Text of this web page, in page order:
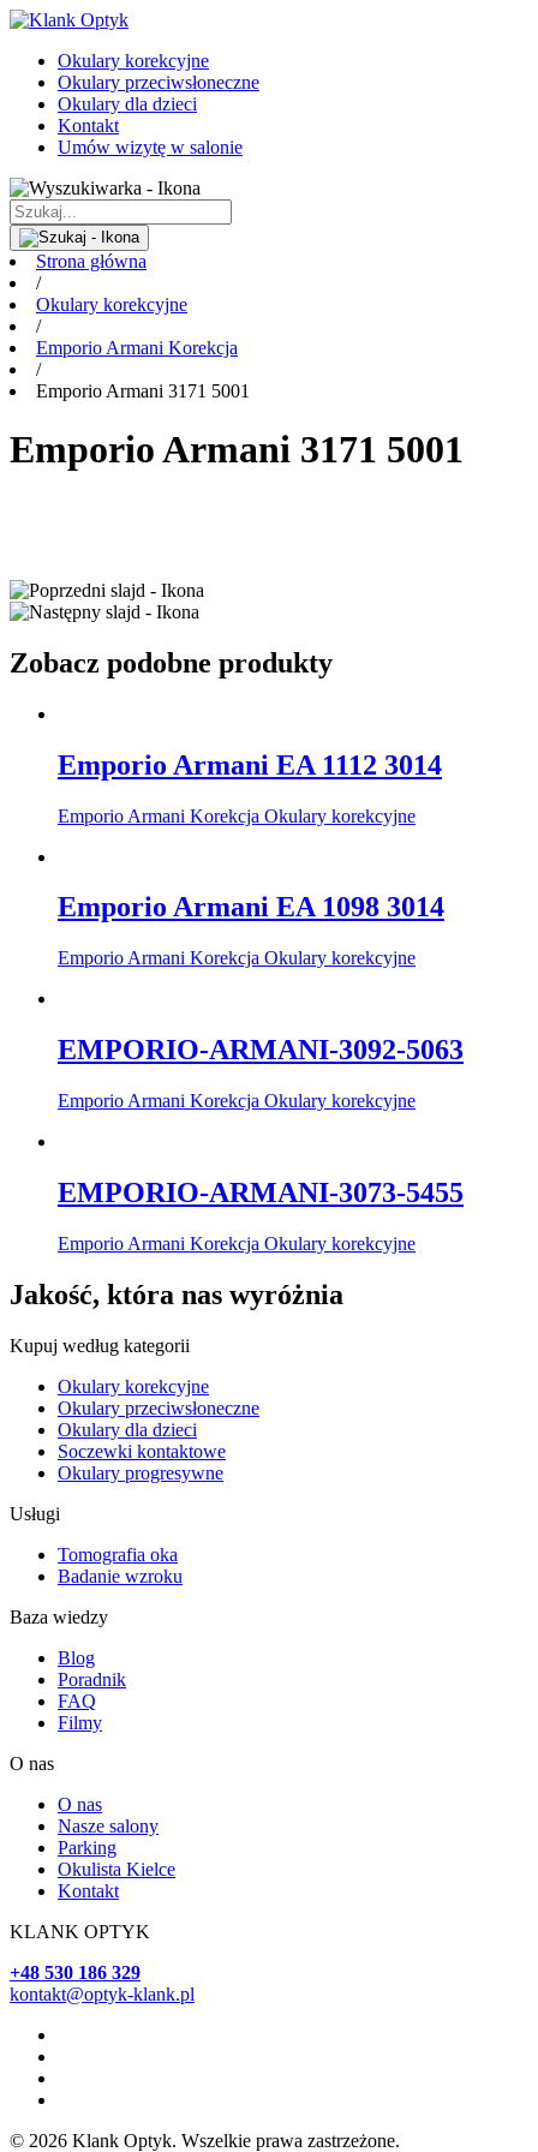
Okulary korekcyjne
Okulary przeciwsłoneczne
Okulary dla dzieci
Kontakt
Umów wizytę w salonie
Strona główna
/
Okulary korekcyjne
/
Emporio Armani Korekcja
/
Emporio Armani 3171 5001
Emporio Armani 3171 5001
Zobacz podobne produkty
Emporio Armani EA 1112 3014
Emporio Armani Korekcja Okulary korekcyjne
Emporio Armani EA 1098 3014
Emporio Armani Korekcja Okulary korekcyjne
EMPORIO-ARMANI-3092-5063
Emporio Armani Korekcja Okulary korekcyjne
EMPORIO-ARMANI-3073-5455
Emporio Armani Korekcja Okulary korekcyjne
Jakość, która nas wyróżnia
Kupuj według kategorii
Okulary korekcyjne
Okulary przeciwsłoneczne
Okulary dla dzieci
Soczewki kontaktowe
Okulary progresywne
Usługi
Tomografia oka
Badanie wzroku
Baza wiedzy
Blog
Poradnik
FAQ
Filmy
O nas
O nas
Nasze salony
Parking
Okulista Kielce
Kontakt
KLANK OPTYK
+48 530 186 329
kontakt@optyk-klank.pl
© 2026 Klank Optyk. Wszelkie prawa zastrzeżone.